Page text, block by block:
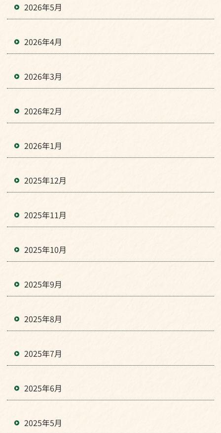
2026年5月
2026年4月
2026年3月
2026年2月
2026年1月
2025年12月
2025年11月
2025年10月
2025年9月
2025年8月
2025年7月
2025年6月
2025年5月